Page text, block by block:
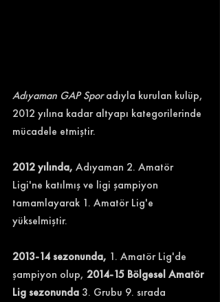
Adıyaman GAP Spor adıyla kurulan kulüp,
2012 yılına kadar altyapı kategorilerinde
mücadele etmiştir.
2012 yılında, Adıyaman 2. Amatör
Ligi'ne katılmış ve ligi şampiyon
tamamlayarak 1. Amatör Lig'e
yükselmiştir.
2013-14 sezonunda, 1. Amatör Lig'de
şampiyon olup, 2014-15 Bölgesel Amatör
Lig sezonunda 3. Grubu 9. sırada